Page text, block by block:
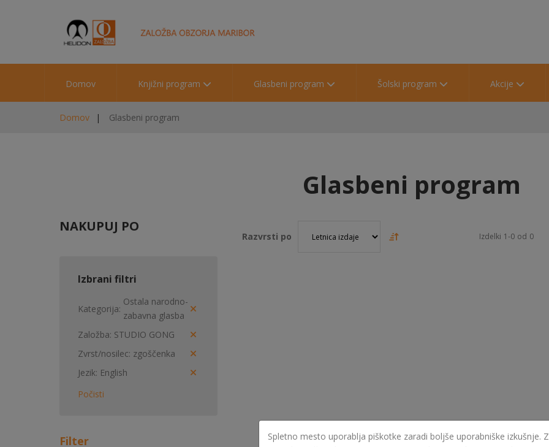
Domov Knjižni program Glasbeni program Šolski program Akcije
Domov Glasbeni program
Glasbeni program
Razvrsti po Izdelki 1-0 od 0
NAKUPUJ PO
Izbrani filtri
Kategorija
Ostala narodno-
zabavna glasba
Založba STUDIO GONG
Zvrst/nosilec zgoščenka
Jezik English
Počisti
Filter
Spletno mesto uporablja piškotke zaradi boljše uporabniške izkušnje. Z